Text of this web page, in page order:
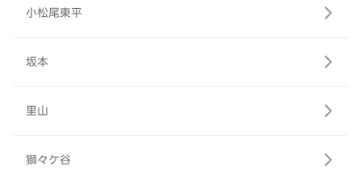
小松尾東平
坂本
里山
獅々ケ谷